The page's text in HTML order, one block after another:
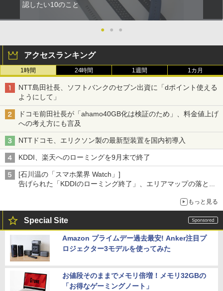
認したい10のこと
● ● ●
アクセスランキング
1時間 24時間 1週間 1カ月
NTT島田社長、ソフトバンクのセブン出資に「dポイント使える
ようにして」
ドコモ前田社長が「ahamo40GB化は検証のため」、料金値上げ
への考え方にも言及
NTTドコモ、エリクソン製の最新型装置を国内初導入
KDDI、楽天へのローミングを9月末で終了
[石川温の「スマホ業界 Watch」]
告げられた「KDDIのローミング終了」、エリアマップの落とし
もっと見る
Special Site
Amazon プライムデー過去最安! Anker注目プ
ロジェクター3モデルを使ってみた
お値段そのままでメモリ倍増！メモリ32GBの
「お得なゲーミングノート」